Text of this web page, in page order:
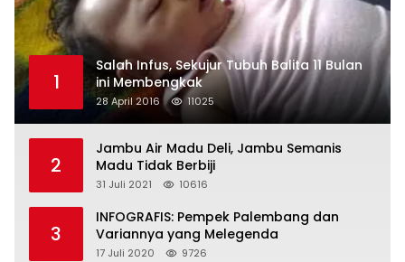
1
Salah Infus, Sekujur Tubuh Balita 11 Bulan
ini Membengkak
28 April 2016 11025
2
Jambu Air Madu Deli, Jambu Semanis
Madu Tidak Berbiji
31 Juli 2021 10616
3
INFOGRAFIS: Pempek Palembang dan
Variannya yang Melegenda
17 Juli 2020 9726